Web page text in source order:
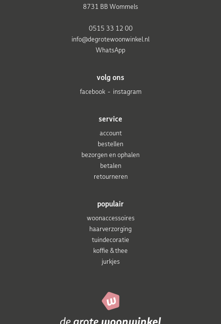
populair
woonaccessoires
haarverzorging
tuindecoratie
koffie & thee
jurkjes
service
account
bestellen
bezorgen en ophalen
betalen
retourneren
volg ons
facebook
instagram
8731 BB Wommels
0515 33 12 00
info@degrotewoonwinkel.nl
WhatsApp